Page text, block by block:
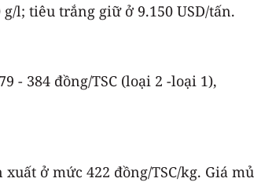
l; tiêu trắng giữ ở 9.150 USD/tấn.
- 384 đồng/TSC (loại 2 -loại 1),
ở mức 422 đồng/TSC/kg. Giá mủ